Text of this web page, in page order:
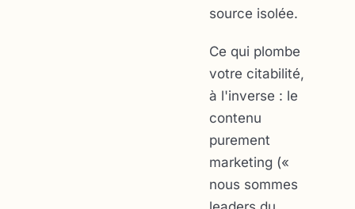
source isolée.
Ce qui plombe
votre citabilité,
à l'inverse : le
contenu
purement
marketing («
nous sommes